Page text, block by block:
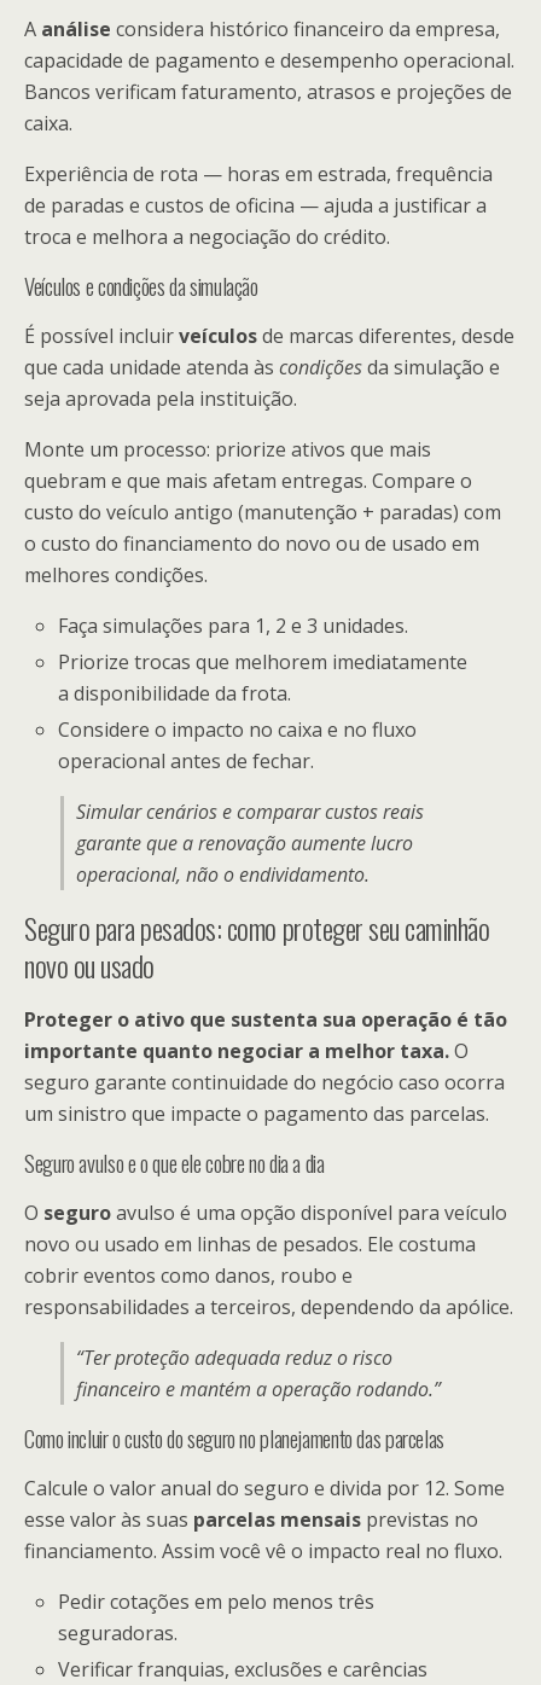
A análise considera histórico financeiro da empresa,
capacidade de pagamento e desempenho operacional.
Bancos verificam faturamento, atrasos e projeções de
caixa.
Experiência de rota — horas em estrada, frequência
de paradas e custos de oficina — ajuda a justificar a
troca e melhora a negociação do crédito.
Veículos e condições da simulação
É possível incluirveículosde marcas diferentes, desde
que cada unidade atenda às condiçõesda simulação e
seja aprovada pela instituição.
Monte um processo: priorize ativos que mais
quebram e que mais afetam entregas. Compare o
custo do veículo antigo (manutenção + paradas) com
o custo do financiamento do novo ou de usado em
melhores condições.
Faça simulações para 1, 2 e 3 unidades.
Priorize trocas que melhorem imediatamente
a disponibilidade da frota.
Considere o impacto no caixa e no fluxo
operacional antes de fechar.
Simular cenários e comparar custos reais
garante que a renovação aumente lucro
operacional, não o endividamento.
Seguro para pesados: como proteger seu caminhão
novo ou usado
Proteger o ativo que sustenta sua operação é tão
importante quanto negociar a melhor taxa.O
seguro garante continuidade do negócio caso ocorra
um sinistro que impacte o pagamento das parcelas.
Seguro avulso e o que ele cobre no dia a dia
O seguroavulso é uma opção disponível para veículo
novo ou usado em linhas de pesados. Ele costuma
cobrir eventos como danos, roubo e
responsabilidades a terceiros, dependendo da apólice.
“Ter proteção adequada reduz o risco
financeiro e mantém a operação rodando.”
Como incluir o custo do seguro no planejamento das parcelas
Calcule o valor anual do seguro e divida por 12. Some
esse valor às suas parcelas mensais previstas no
financiamento. Assim você vê o impacto real no fluxo.
Pedir cotações em pelo menos três
seguradoras.
Verificar franquias, exclusões e carências